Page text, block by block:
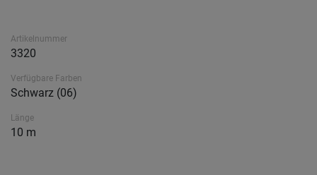
Artikelnummer
3320
Verfügbare Farben
Schwarz (06)
Länge
10 m